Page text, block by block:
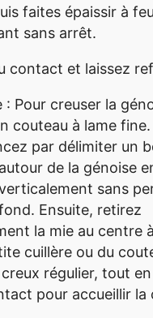
faites épaissir à
sans arrêt.
contact et laissez
: Pour creuser la
couteau à lame fine.
par délimiter un
de la génoise
sans
fond. Ensuite, retirez
la mie au centre à
cuillère ou du
régulier, tout
pour accueillir la